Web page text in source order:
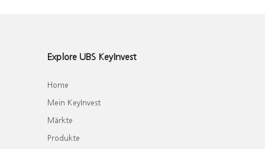
Explore UBS KeyInvest
Home
Mein KeyInvest
Märkte
Produkte